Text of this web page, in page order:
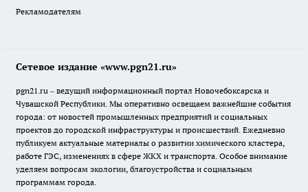
Рекламодателям
Сетевое издание «www.pgn21.ru»
pgn21.ru – ведущий информационный портал Новочебоксарска и
Чувашской Республики. Мы оперативно освещаем важнейшие события
города: от новостей промышленных предприятий и социальных
проектов до городской инфраструктуры и происшествий. Ежедневно
публикуем актуальные материалы о развитии химического кластера,
работе ГЭС, изменениях в сфере ЖКХ и транспорта. Особое внимание
уделяем вопросам экологии, благоустройства и социальным
программам города.